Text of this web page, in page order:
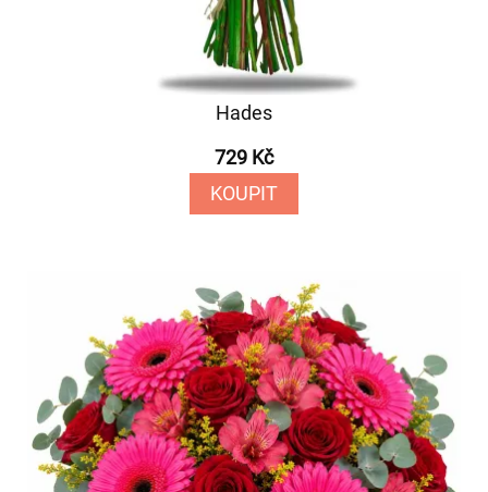
Hades
729 Kč
KOUPIT